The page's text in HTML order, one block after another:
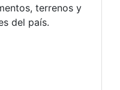
terrenos y
del país.